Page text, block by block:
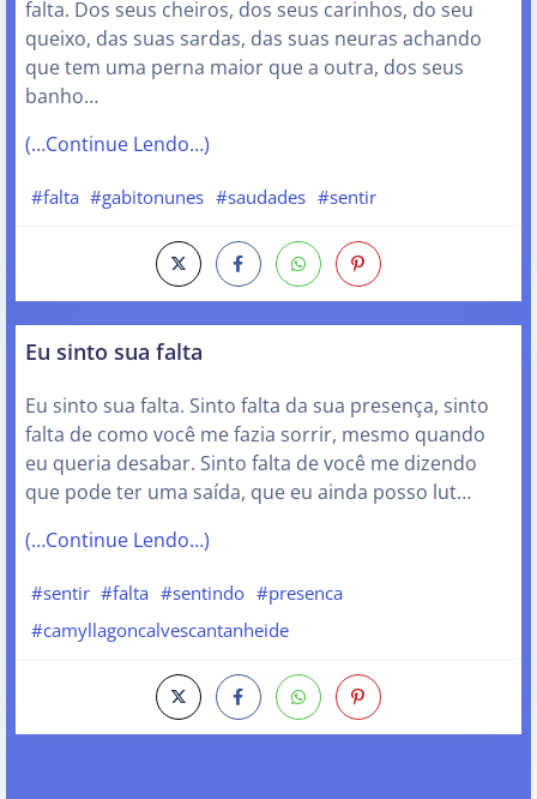
falta. Dos seus cheiros, dos seus carinhos, do seu
queixo, das suas sardas, das suas neuras achando
que tem uma perna maior que a outra, dos seus
banho…
(…Continue Lendo…)
#falta #gabitonunes #saudades #sentir
Eu sinto sua falta
Eu sinto sua falta. Sinto falta da sua presença, sinto
falta de como você me fazia sorrir, mesmo quando
eu queria desabar. Sinto falta de você me dizendo
que pode ter uma saída, que eu ainda posso lut…
(…Continue Lendo…)
#sentir #falta #sentindo #presenca
#camyllagoncalvescantanheide